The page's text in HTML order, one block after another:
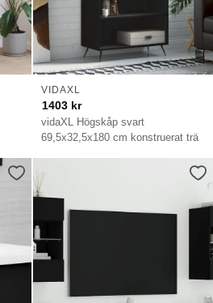
vidaXL Högskåp svart
69,5x32,5x180 cm konstruerat trä
VIDAXL
1403 kr